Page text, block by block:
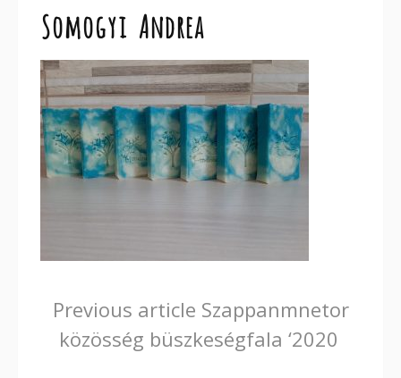
Somogyi Andrea
Continue
Reading
Previous article Szappanmnetor
közösség büszkeségfala ‘2020